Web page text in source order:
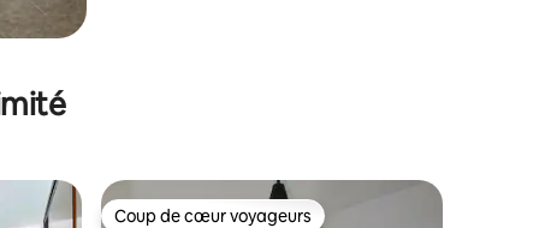
Coup de cœur voyageurs